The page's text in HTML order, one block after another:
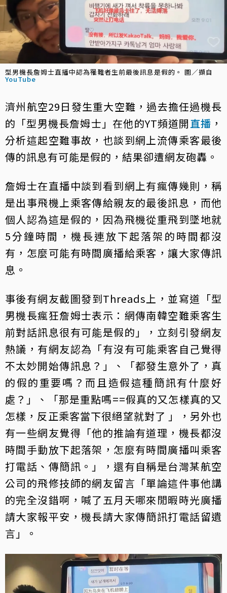
型男機長詹姆士直播中認為罹難者生前最後訊息是假的。 圖／擷自
YouTube
濟州航空29日發生重大空難，過去擔任過機長
的「型男機長詹姆士」在他的YT頻道開直播 ，
分析這起空難事故，也談到網上流傳乘客最後
傳的訊息有可能是假的，結果卻遭網友砲轟。
詹姆士在直播中談到看到網上有瘋傳幾則，稱
是出事飛機上乘客傳給親友的最後訊息，而他
個人認為這是假的，因為飛機從重飛到墜地就
5分鐘時間，機長連放下起落架的時間都沒
有，怎麼可能有時間廣播給乘客，讓大家傳訊
息。
事後有網友截圖發到Threads上，並寫道「型
男機長瘋狂詹姆士表示：網傳南韓空難乘客生
前對話訊息很有可能是假的」，立刻引發網友
熱議，有網友認為「有沒有可能乘客自己覺得
不太妙開始傳訊息？」、「都發生意外了，真
的假的重要嗎？而且造假這種簡訊有什麼好
處？」、「那是重點嗎==假真的又怎樣真的又
怎樣，反正乘客當下很絕望就對了 」，另外也
有一些網友覺得「他的推論有道理，機長都沒
時間手動放下起落架，怎麼有時間廣播叫乘客
打電話、傳簡訊。」，還有自稱是台灣某航空
公司的飛修技師的網友留言「單論這件事他講
的完全沒錯啊，喊了五月天哪來閒暇時光廣播
請大家報平安，機長請大家傳簡訊打電話留遺
言」。